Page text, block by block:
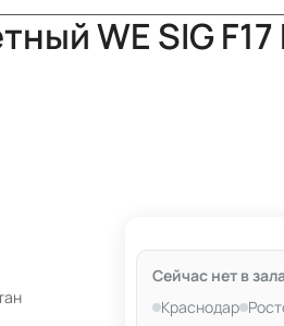
WE SIG F17
Сейчас нет в
Краснодар